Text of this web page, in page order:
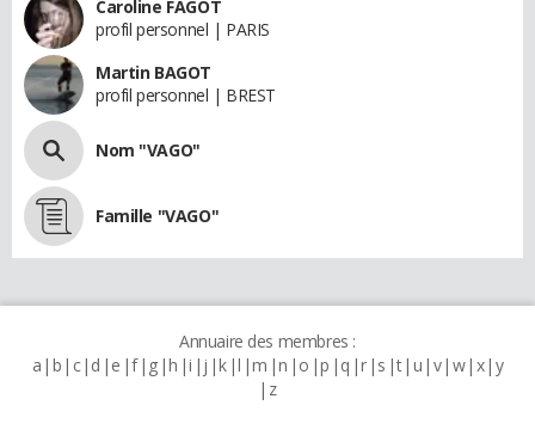
Caroline FAGOT
profil personnel | PARIS
Martin BAGOT
profil personnel | BREST
Nom "VAGO"
Famille "VAGO"
Annuaire des membres :
a b c d e f g h i j k l m n o p q r s t u v w x y
z